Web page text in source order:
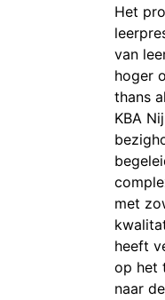
Het
van
hoger
thans
KBA
met
heeft
op het
naar